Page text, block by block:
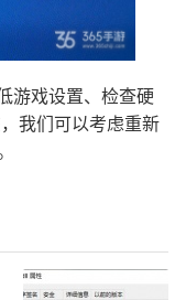
游戏设置、检查硬
我们可以考虑重新